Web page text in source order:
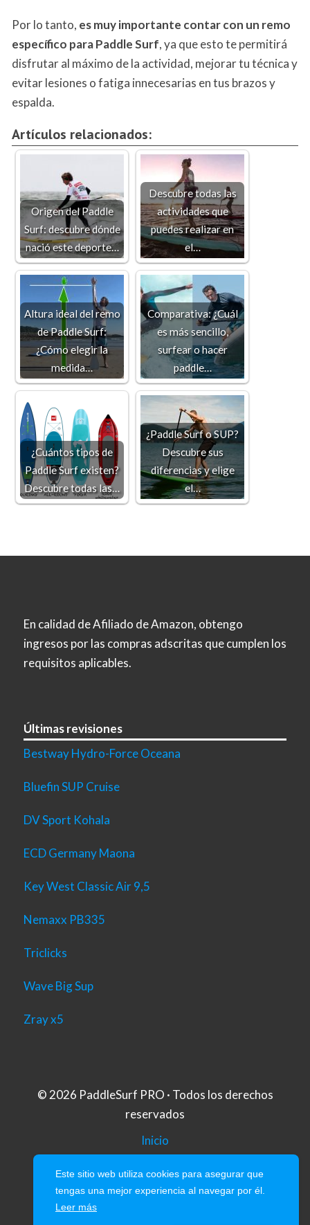
Por lo tanto, es muy importante contar con un remo
específico para Paddle Surf, ya que esto te permitirá
disfrutar al máximo de la actividad, mejorar tu técnica y
evitar lesiones o fatiga innecesarias en tus brazos y
espalda.
Artículos relacionados:
Origen del Paddle
Surf: descubre dónde
nació este deporte…
Descubre todas las
actividades que
puedes realizar en
el…
Altura ideal del remo
de Paddle Surf:
¿Cómo elegir la
medida…
Comparativa: ¿Cuál
es más sencillo,
surfear o hacer
paddle…
¿Cuántos tipos de
Paddle Surf existen?
Descubre todas las…
¿Paddle Surf o SUP?
Descubre sus
diferencias y elige
el…
En calidad de Afiliado de Amazon, obtengo
ingresos por las compras adscritas que cumplen los
requisitos aplicables.
Últimas revisiones
Bestway Hydro-Force Oceana
Bluefin SUP Cruise
DV Sport Kohala
ECD Germany Maona
Key West Classic Air 9,5
Nemaxx PB335
Triclicks
Wave Big Sup
Zray x5
© 2026 PaddleSurf PRO · Todos los derechos
reservados
Inicio
Politica de Privacidad
Este sitio web utiliza cookies para asegurar que
tengas una mejor experiencia al navegar por él.
Leer más